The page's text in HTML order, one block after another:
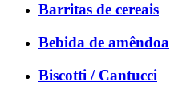
Barritas de cereais
Bebida de amêndoa
Biscotti / Cantucci